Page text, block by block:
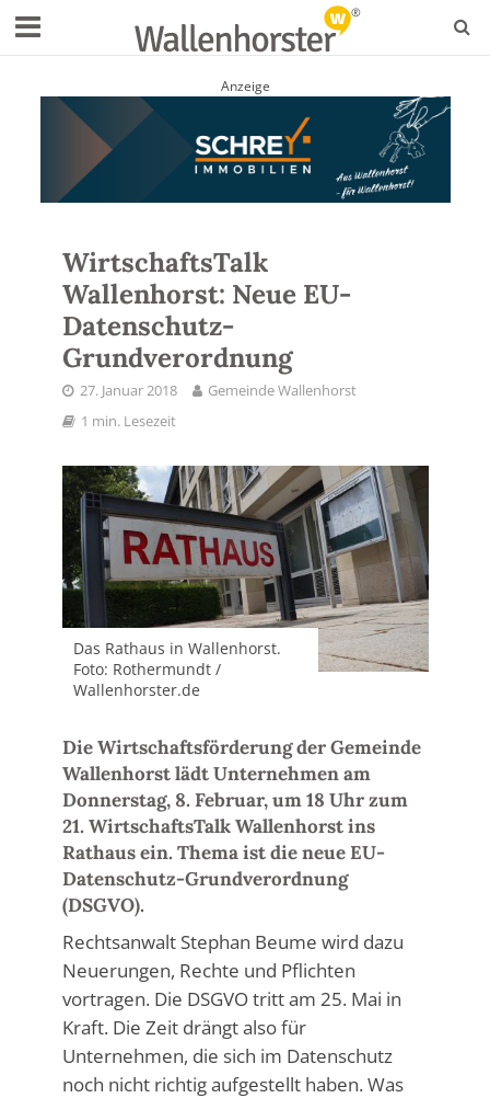
Anzeige
WirtschaftsTalk
Wallenhorst: Neue EU-
Datenschutz-
Grundverordnung
27. Januar 2018
Gemeinde Wallenhorst
1 min. Lesezeit
Das Rathaus in Wallenhorst.
Foto: Rothermundt /
Wallenhorster.de
Die Wirtschaftsförderung der Gemeinde
Wallenhorst lädt Unternehmen am
Donnerstag, 8. Februar, um 18 Uhr zum
21. WirtschaftsTalk Wallenhorst ins
Rathaus ein. Thema ist die neue EU-
Datenschutz-Grundverordnung
(DSGVO).
Rechtsanwalt Stephan Beume wird dazu
Neuerungen, Rechte und Pflichten
vortragen. Die DSGVO tritt am 25. Mai in
Kraft. Die Zeit drängt also für
Unternehmen, die sich im Datenschutz
noch nicht richtig aufgestellt haben. Was